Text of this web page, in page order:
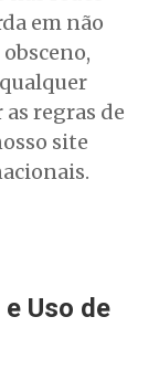
em não
regras de
site
Uso de